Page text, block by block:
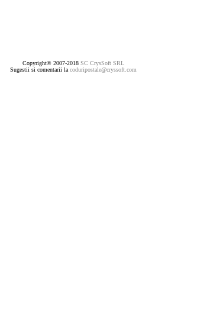
Copyright© 2007-2018 SC CrysSoft SRL
Sugestii si comentarii la coduripostale@cryssoft.com